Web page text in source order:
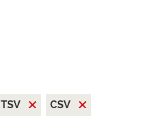
TSV
CSV